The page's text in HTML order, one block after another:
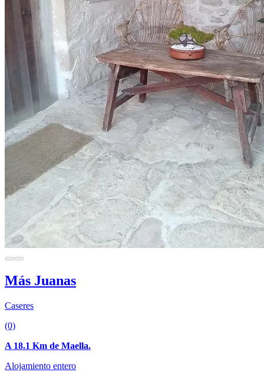
Más Juanas
Caseres
(0)
A 18.1 Km de Maella.
Alojamiento entero